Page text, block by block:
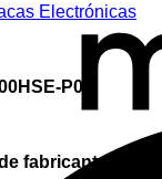
Electrónicas
P0
fabricante *